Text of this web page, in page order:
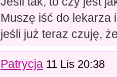
Muszę iść do lekarza
jeśli już teraz czuję,
Patrycja 11 Lis 20:38